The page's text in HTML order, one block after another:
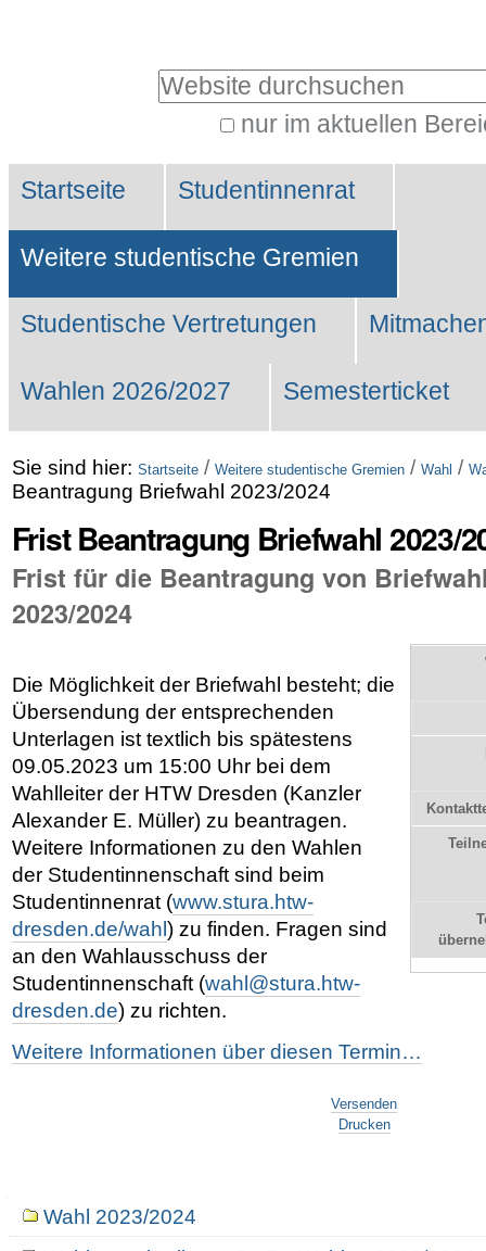
Website durchsuchen
nur im aktuellen
Suche…
Sektionen
Startseite Studentinnenrat
Weitere studentische Gremien
Studentische Vertretungen
Wahlen 2026/2027 Semesterticket
Sie sind hier: Startseite / Weitere studentische Gremien / Wahl /
Beantragung Briefwahl 2023/2024
Frist Beantragung Briefwahl 2023/
Frist für die Beantragung von
2023/2024
Die Möglichkeit der Briefwahl besteht; die
Übersendung der entsprechenden
Unterlagen ist textlich bis spätestens
09.05.2023 um 15:00 Uhr bei dem
Wahlleiter der HTW Dresden (Kanzler
Alexander E. Müller) zu beantragen.
Weitere Informationen zu den Wahlen
der Studentinnenschaft sind beim
Studentinnenrat (www.stura.htw-
dresden.de/wahl ) zu finden. Fragen sind
an den Wahlausschuss der
Studentinnenschaft (wahl@stura.htw-
dresden.de) zu richten.
Weitere Informationen über diesen Termin…
Versenden
Drucken
Navigation
Wahl 2023/2024